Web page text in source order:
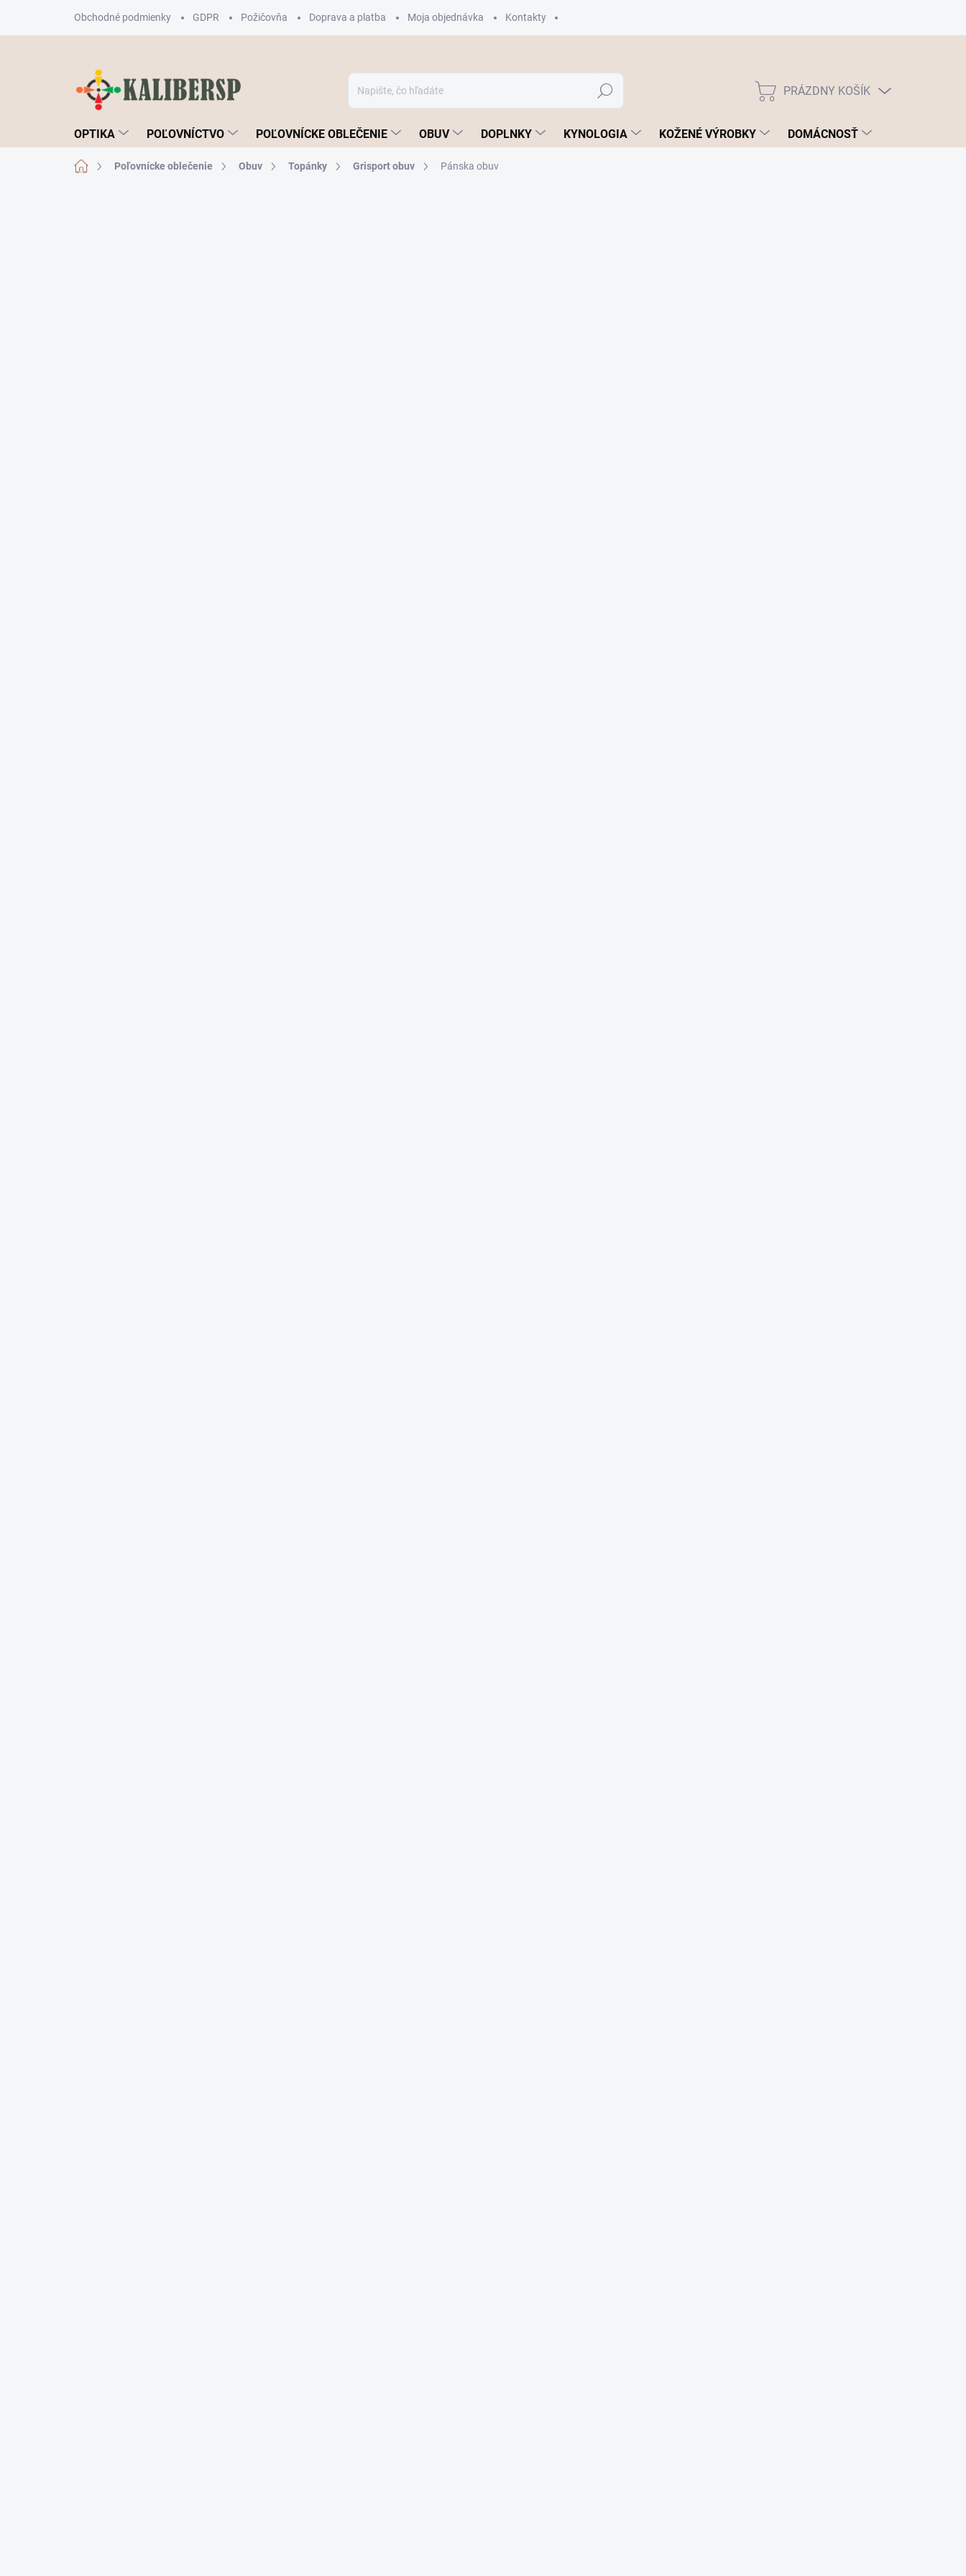
obsah
Obchodné podmienky GDPR Požičovňa Doprava a platba Moja objednávka Kontakty
Hľadať
NÁKUPNÝ
PRÁZDNY KOŠÍK
OPTIKA POĽOVNÍCTVO POĽOVNÍCKE OBLEČENIE OBUV DOPLNKY KYNOLOGIA KOŽENÉ VÝROBKY DOMÁCNOSŤ
DomovPoľovnícke oblečenie Obuv Topánky Grisport obuv Pánska obuv